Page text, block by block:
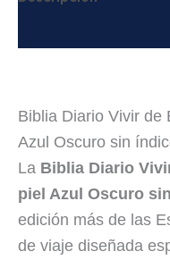
Biblia Diario Vivir de
Azul Oscuro sin
La Biblia Diario
piel Azul Oscuro
edición más de las
de viaje diseñada